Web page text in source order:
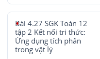
Bài 4.27 SGK Toán 12
tập 2 Kết nối tri thức:
Ứng dụng tích phân
trong vật lý